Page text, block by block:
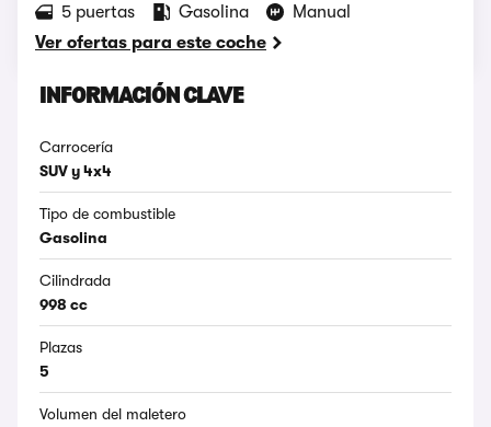
5 puertas Gasolina
Manual
Ver ofertas para este coche
INFORMACIÓN CLAVE
Carrocería
SUV y 4x4
Tipo de combustible
Gasolina
Cilindrada
998 cc
Plazas
5
Volumen del maletero